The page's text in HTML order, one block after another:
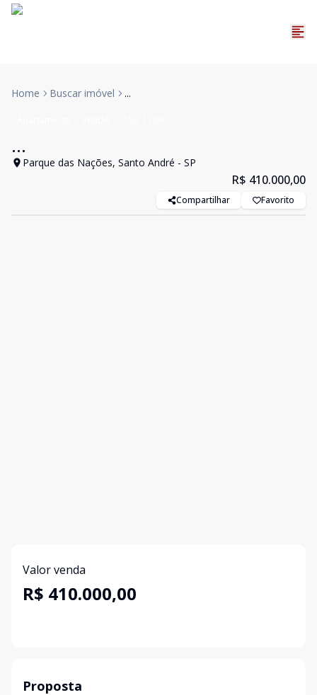
Home Buscar imóvel ...
...
Parque das Nações, Santo André - SP
R$ 410.000,00
Compartilhar Favorito
Valor venda
R$ 410.000,00
Proposta